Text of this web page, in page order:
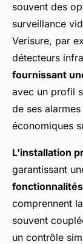
souvent des
surveillance
Verisure, par
détecteurs
fournissant
avec un profil
de ses
économiques
L'installation
garantissant
comprennent
souvent
un contrôle